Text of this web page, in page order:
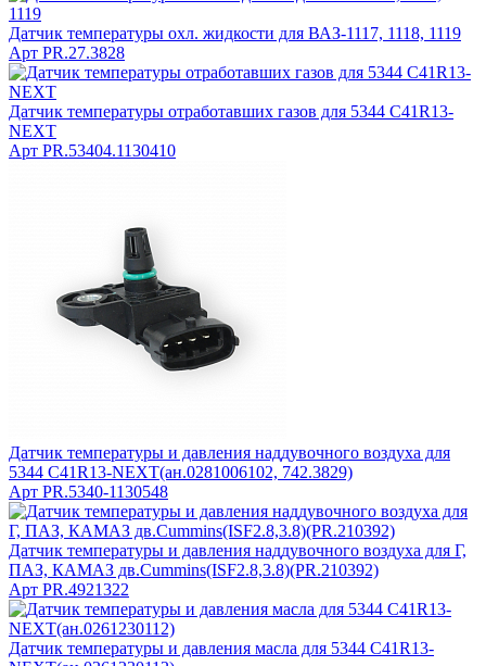
Датчик температуры охл. жидкости для ВАЗ-1117, 1118, 1119
Арт PR.27.3828
Датчик температуры отработавших газов для 5344 C41R13-
NEXT
Арт PR.53404.1130410
Датчик температуры и давления наддувочного воздуха для
5344 C41R13-NEXT(ан.0281006102, 742.3829)
Арт PR.5340-1130548
Датчик температуры и давления наддувочного воздуха для Г,
ПАЗ, КАМАЗ дв.Cummins(ISF2.8,3.8)(PR.210392)
Арт PR.4921322
Датчик температуры и давления масла для 5344 C41R13-